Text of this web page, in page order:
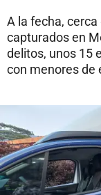
A la fecha,
capturados en
delitos, unos 15
con menores de